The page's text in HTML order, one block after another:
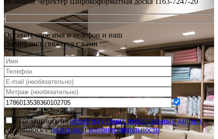
Оставьте своё имя и телефон и наш
специалист свяжется с вами
я соглашаюсь наобработку своих персональных данныхи
соглашаюсь сполитикой конфиденциальности.